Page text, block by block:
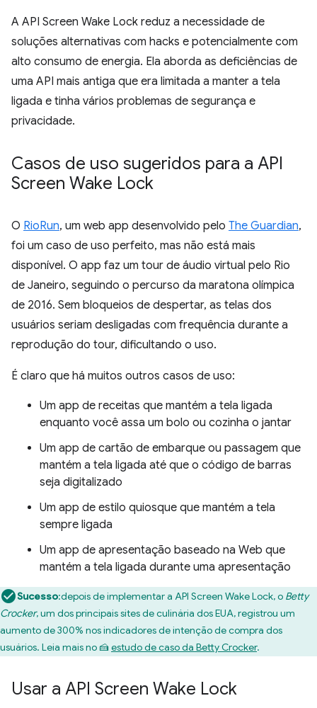
A API Screen Wake Lock reduz a necessidade de
soluções alternativas com hacks e potencialmente com
alto consumo de energia. Ela aborda as deficiências de
uma API mais antiga que era limitada a manter a tela
ligada e tinha vários problemas de segurança e
privacidade.
Casos de uso sugeridos para a API
Screen Wake Lock
O RioRun, um web app desenvolvido pelo The Guardian,
foi um caso de uso perfeito, mas não está mais
disponível. O app faz um tour de áudio virtual pelo Rio
de Janeiro, seguindo o percurso da maratona olímpica
de 2016. Sem bloqueios de despertar, as telas dos
usuários seriam desligadas com frequência durante a
reprodução do tour, dificultando o uso.
É claro que há muitos outros casos de uso:
Um app de receitas que mantém a tela ligada
enquanto você assa um bolo ou cozinha o jantar
Um app de cartão de embarque ou passagem que
mantém a tela ligada até que o código de barras
seja digitalizado
Um app de estilo quiosque que mantém a tela
sempre ligada
Um app de apresentação baseado na Web que
mantém a tela ligada durante uma apresentação
Sucesso:depois de implementar a API Screen Wake Lock, o Betty
Crocker, um dos principais sites de culinária dos EUA, registrou um
aumento de 300% nos indicadores de intenção de compra dos
usuários. Leia mais no 🍰estudo de caso da Betty Crocker.
Usar a API Screen Wake Lock